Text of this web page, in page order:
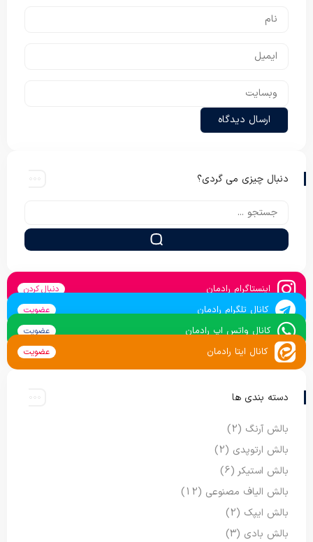
دنبال چیزی می گردی؟
اینستاگرام رادمان دنبال کردن
کانال تلگرام رادمان عضویت
کانال واتس اپ رادمان عضویت
کانال ایتا رادمان عضویت
دسته بندی ها
بالش آرنگ (2)
بالش ارتوپدی (2)
بالش استیکر (6)
بالش الیاف مصنوعی (12)
بالش ایپک (2)
بالش بادی (3)